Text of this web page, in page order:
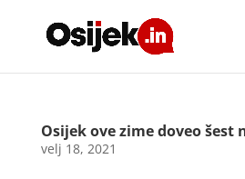
Osijek ove zime doveo šest
velj 18, 2021